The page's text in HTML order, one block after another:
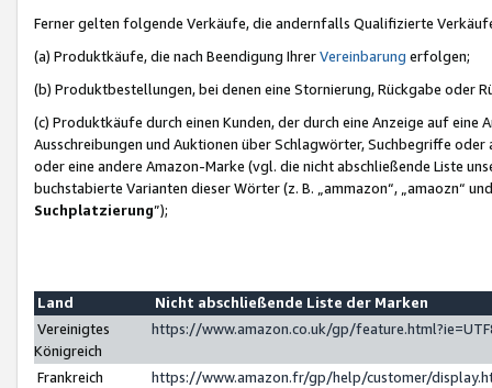
Ferner gelten folgende Verkäufe, die andernfalls Qualifizierte
(a) Produktkäufe, die nach Beendigung IhrerVereinbarung erfolgen;
(b) Produktbestellungen, bei denen eine Stornierung, Rückgabe oder
(c) Produktkäufe durch einen Kunden, der durch eine Anzeige auf
Ausschreibungen und Auktionen über Schlagwörter, Suchbegriffe
oder eine andere Amazon-Marke (vgl. die nicht abschließende Liste
buchstabierte Varianten dieser Wörter (z. B. „ammazon“, „amaozn“
Suchplatzierung”);
Land
Nicht abschließende Liste der Marken
Vereinigtes
Königreich
https://www.amazon.co.uk/gp/
Frankreich
https://www.amazon.fr/gp/help/customer/